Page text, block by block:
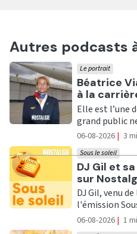
Autres podcasts
Ecouter
Béatrice
à la
Le portrait
Elle est l’une
grand public
06-08-2026 | 3
Ecouter
DJ Gil et
sur
Sous le soleil
DJ Gil, venu
l'émission
06-08-2026 | 1